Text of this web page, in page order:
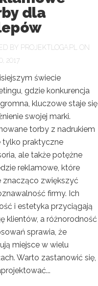
dla
BY PROJEKTLOGA.PL
ON
2017
świecie
gdzie konkurencja
kluczowe staje się
swojej marki.
torby z nadrukiem
tylko praktyczne
ale także potężne
reklamowe, które
znacząco zwiększyć
firmy. Ich
i estetyka przyciągają
klientów, a różnorodność
sprawia, że
miejsce w wielu
Warto zastanowić się,